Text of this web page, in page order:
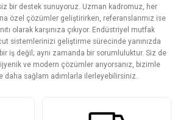
bozuk veya görüntülenemiyor.
eksik bilgiler bulunuyor.
bulunuyor.
daha pahalı.
alternatifler olmalı.
bir destek sunuyoruz. Uzman kadromuz, her
özel çözümler geliştirirken, referanslarımız ise
olarak karşınıza çıkıyor. Endüstriyel mutfak
sistemlerinizi geliştirme sürecinde yanınızda
iş değil; aynı zamanda bir sorumluluktur. Siz de
ve modern çözümler arıyorsanız, bizimle
daha sağlam adımlarla ilerleyebilirsiniz.